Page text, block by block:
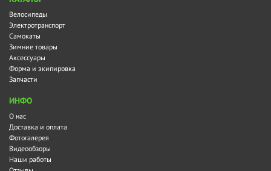
Велосипеды
Электротранспорт
Самокаты
Зимние товары
Аксессуары
Форма и экипировка
Запчасти
ИНФО
О нас
Доставка и оплата
Фотогалерея
Видеообзоры
Наши работы